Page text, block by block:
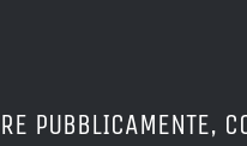
PUBBLICAMENTE,